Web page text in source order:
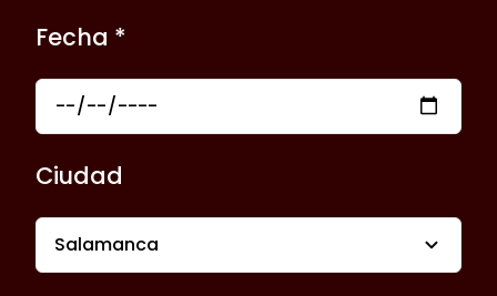
Fecha *
Ciudad